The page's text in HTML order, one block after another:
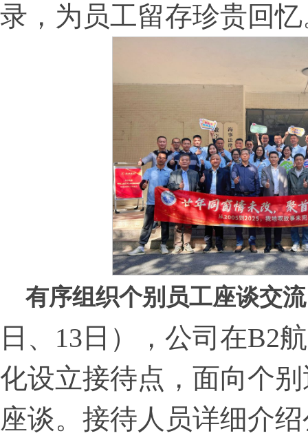
录，为员工留存珍贵回
有序组织个别员工座谈交流
日、13日），公司在B2
化设立接待点，面向个
座谈。接待人员详细介